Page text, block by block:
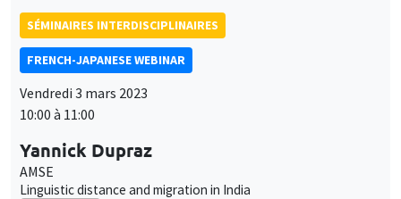
SÉMINAIRES INTERDISCIPLINAIRES
FRENCH-JAPANESE WEBINAR
Vendredi 3 mars 2023
10:00 à 11:00
Yannick Dupraz
AMSE
Linguistic distance and migration in India